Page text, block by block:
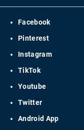
Facebook
Pinterest
Instagram
TikTok
Youtube
Twitter
Android App